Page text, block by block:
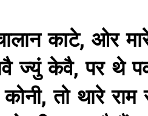
काटे, ओर
ज्युं केवै, पर थे
तो थारे